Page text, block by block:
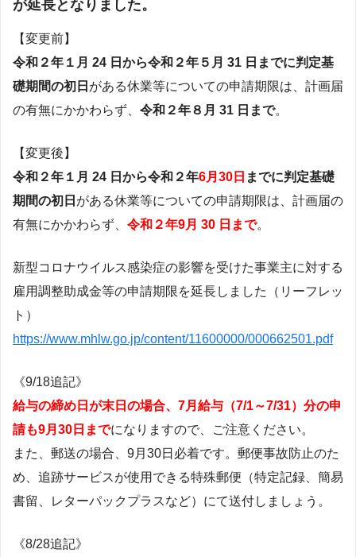
が延長となりました。
【変更前】
令和２年１月 24 日から令和２年５月 31 日までに判定基
礎期間の初日 がある休業等についての申請期限は、計画届
の有無にかかわらず、 令和２年８月 31 日まで。
【変更後】
令和２年１月 24 日から令和２年6月30日 までに判定基礎
期間の初日 がある休業等についての申請期限は、計画届の
有無にかかわらず、 令和２年9月 30 日まで。
新型コロナウイルス感染症の影響を受けた事業主に対する
雇用調整助成金等の申請期限を延長しました（リーフレッ
ト）
https://www.mhlw.go.jp/content/11600000/000662501.pdf
《9/18追記》
給与の締め日が末日の場合、7月給与（7/1～7/31）分の申
請も9月30日までになりますので、ご注意ください。
また、郵送の場合、9月30日必着です。郵便事故防止のた
め、追跡サービスが使用できる特殊郵便（特定記録、簡易
書留、レターパックプラスなど）にて送付しましょう。
《8/28追記》